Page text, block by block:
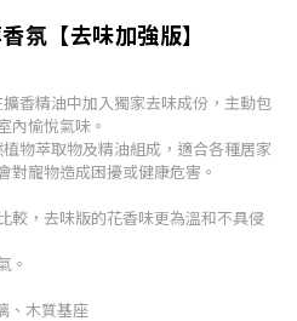
氛【去味加強版】
香精油中加入獨家去味成份，主動包
內愉悅氣味。
物萃取物及精油組成，適合各種居家
對寵物造成困擾或健康危害。
較，去味版的花香味更為溫和不具侵
。
、木質基座